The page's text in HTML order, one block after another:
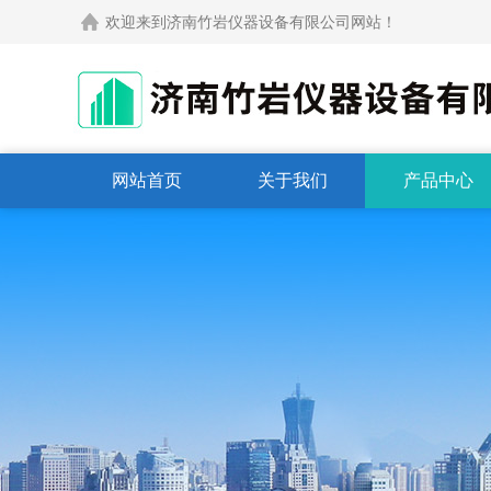
欢迎来到济南竹岩仪器设备有限公司网站！
网站首页 关于我们 产品中心